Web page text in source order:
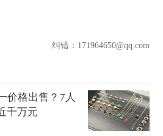
纠错：171964650@qq.com
价格出售？7人
千万元